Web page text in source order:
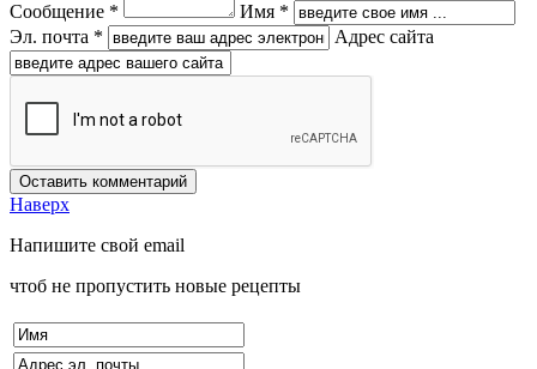
Сообщение *
Имя *
Эл. почта *
Адрес сайта
Наверх
Напишите свой email
чтоб не пропустить новые рецепты